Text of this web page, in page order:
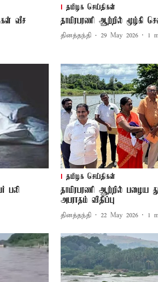
வீச
தமிழக செய்திகள்
தாமிரபரணி ஆற்றில் மூழ்கி
தினத்தந்தி 29 May 2026 1
பலி
தமிழக செய்திகள்
தாமிரபரணி ஆற்றில் பழைய
அபராதம் விதிப்பு
தினத்தந்தி 22 May 2026 1